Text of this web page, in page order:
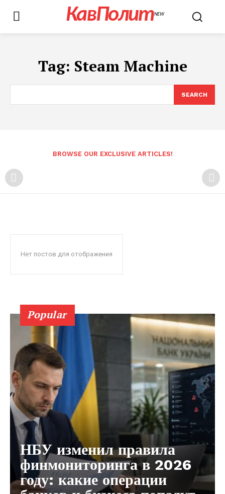
КавПолитNEW
Tag: Steam Machine
SEARCH
BROWSE OUR EXCLUSIVE ARTICLES!
Нет постов для отображения
Popular
НБУ изменил правила
финмониторинга в 2026
году: какие операции